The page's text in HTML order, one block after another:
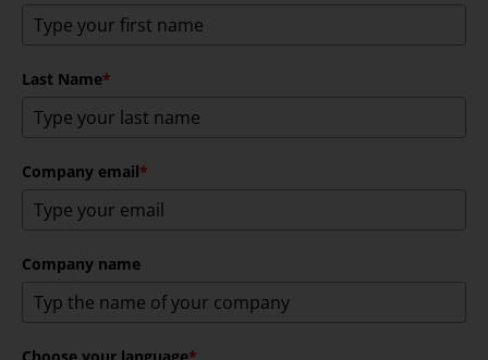
Last Name*
Company email*
Company name